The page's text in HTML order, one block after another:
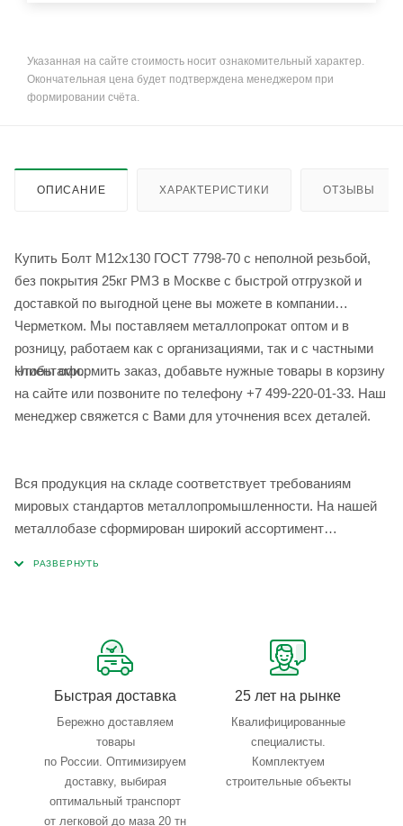
Указанная на сайте стоимость носит ознакомительный характер.
Окончательная цена будет подтверждена менеджером при
формировании счёта.
ОПИСАНИЕ ХАРАКТЕРИСТИКИ ОТЗЫВЫ
Купить Болт М12x130 ГОСТ 7798-70 с неполной резьбой,
без покрытия 25кг РМЗ в Москве с быстрой отгрузкой и
доставкой по выгодной цене вы можете в компании
Черметком. Мы поставляем металлопрокат оптом и в
розницу, работаем как с организациями, так и с частными
клиентами.
Чтобы оформить заказ, добавьте нужные товары в корзину
на сайте или позвоните по телефону +7 499-220-01-33. Наш
менеджер свяжется с Вами для уточнения всех деталей.
Вся продукция на складе соответствует требованиям
мировых стандартов металлопромышленности. На нашей
металлобазе сформирован широкий ассортимент
Быстрая доставка
Бережно доставляем
товары
по России. Оптимизируем
доставку, выбирая
оптимальный транспорт
от легковой до маза 20 тн
25 лет на рынке
Квалифицированные
специалисты.
Комплектуем
строительные объекты